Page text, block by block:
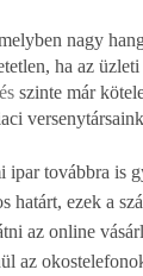
nagy
ha az
szinte már
ipar továbbra is
határt, ezek a
az online
az